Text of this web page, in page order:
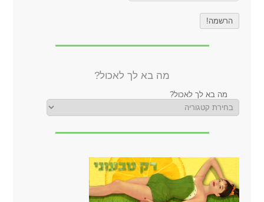
מה בא לך לאכול?
מה בא לך לאכול?